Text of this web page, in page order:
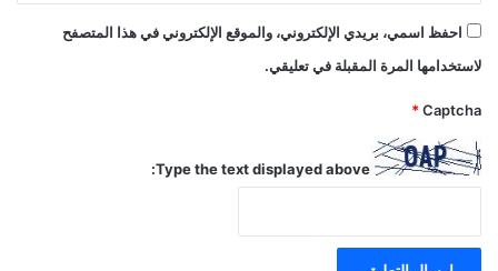
احفظ اسمي، بريدي الإلكتروني، والموقع الإلكتروني في هذا المتصفح
لاستخدامها المرة المقبلة في تعليقي.
Captcha
*
Type the text displayed above: